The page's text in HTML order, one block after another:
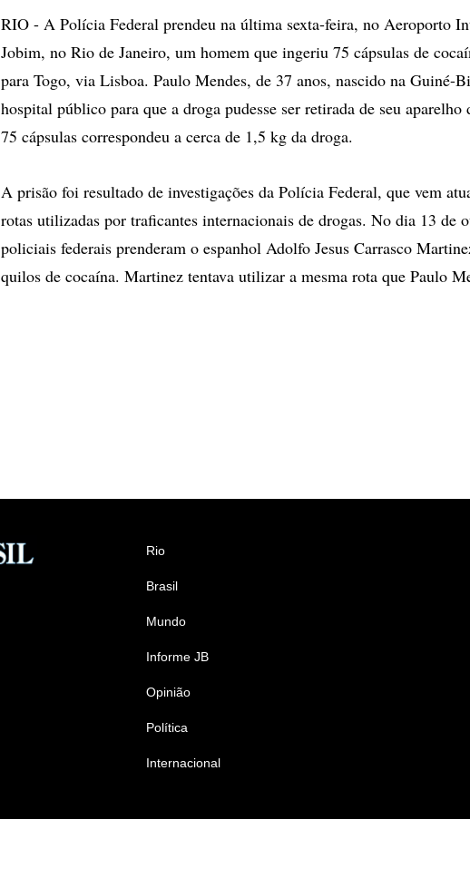
RIO - A Polícia Federal prendeu na última sexta-feira, no Aeroporto
Jobim, no Rio de Janeiro, um homem que ingeriu 75 cápsulas de
para Togo, via Lisboa. Paulo Mendes, de 37 anos, nascido na Guiné-
hospital público para que a droga pudesse ser retirada de seu aparelho
75 cápsulas correspondeu a cerca de 1,5 kg da droga.
A prisão foi resultado de investigações da Polícia Federal, que vem
rotas utilizadas por traficantes internacionais de drogas. No dia 13 de
policiais federais prenderam o espanhol Adolfo Jesus Carrasco
quilos de cocaína. Martinez tentava utilizar a mesma rota que Paulo
Rio
Brasil
Mundo
Informe JB
Opinião
Política
Internacional